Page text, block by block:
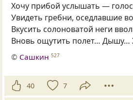
Хочу прибой услышать —
Увидеть гребни, оседлавшие
Вкусить солоноватой неги
Вновь ощутить полет… Дышу…
© Сашкин 527
40 7